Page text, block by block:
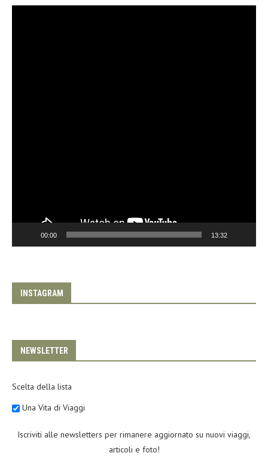
00:00 13:32
INSTAGRAM
NEWSLETTER
Scelta della lista
Una Vita di Viaggi
Iscriviti alle newsletters per rimanere aggiornato su nuovi viaggi,
articoli e foto!